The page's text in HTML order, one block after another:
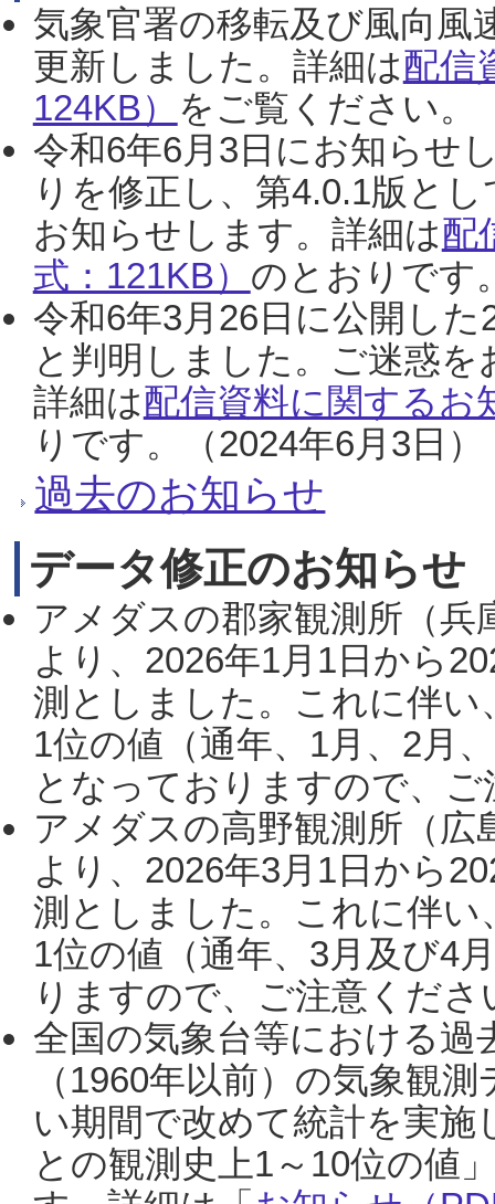
気象官署の移転及び風向風
更新しました。詳細は配信
124KB） をご覧ください。
令和6年6月3日にお知らせ
りを修正し、第4.0.1版と
お知らせします。詳細は配
式：121KB） のとおりです
令和6年3月26日に公開し
と判明しました。ご迷惑
詳細は配信資料に関するお
りです。（2024年6月3日）
過去のお知らせ
データ修正のお知らせ
アメダスの郡家観測所（
より、2026年1月1日から
測としました。これに伴い
1位の値（通年、1月、2月
となっておりますので、
アメダスの高野観測所（
より、2026年3月1日から
測としました。これに伴い
1位の値（通年、3月及び4
りますので、ご注意くだ
全国の気象台等における過
（1960年以前）の気象観
い期間で改めて統計を実
との観測史上1～10位の値